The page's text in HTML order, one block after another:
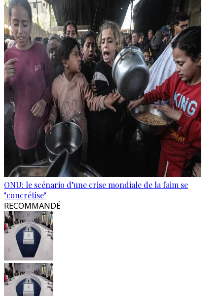
ONU: le scénario d’une crise mondiale de la faim se
"concrétise"
RECOMMANDÉ